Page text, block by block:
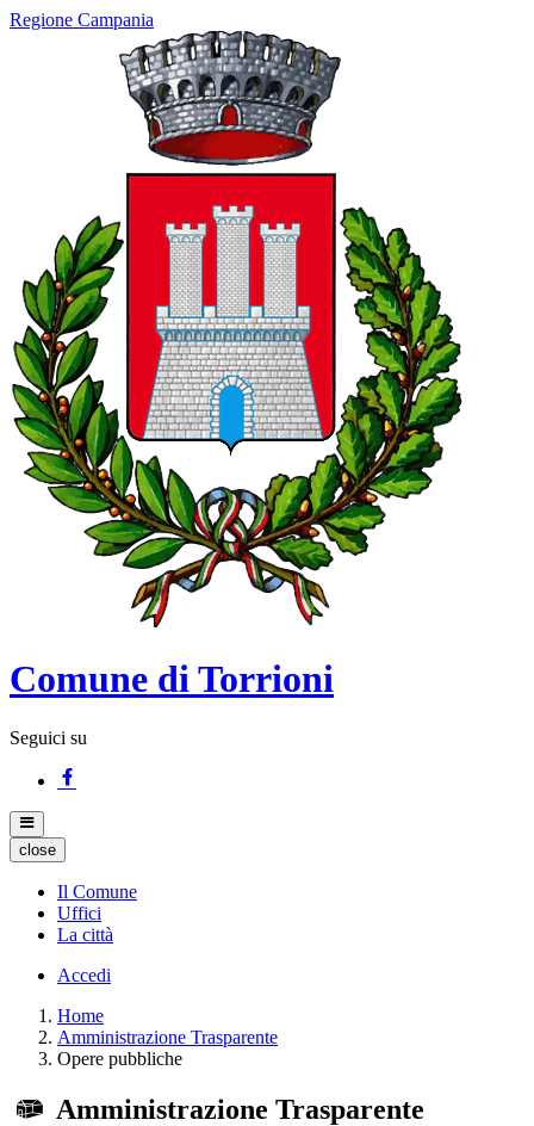
Regione Campania
Comune di Torrioni
Seguici su
close
Il Comune
Uffici
La città
Accedi
Home
Amministrazione Trasparente
Opere pubbliche
Amministrazione Trasparente